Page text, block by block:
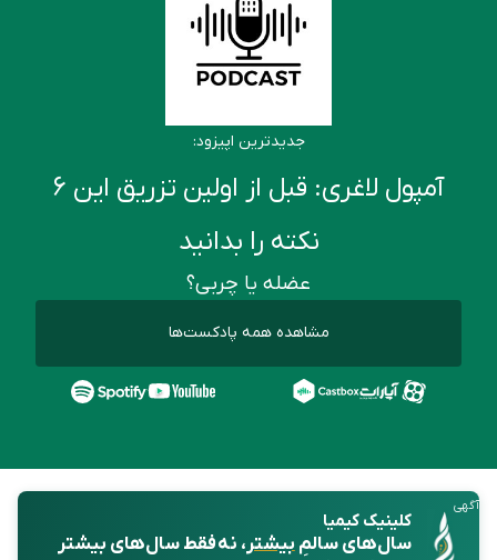
جدیدترین اپیزود:
آمپول لاغری: قبل از اولین تزریق این ۶
نکته را بدانید
عضله یا چربی؟
مشاهده همه پادکست‌ها
آگهی
کلینیک کیمیا
سال‌های سالمِبیشتر، نه فقط سال‌های بیشتر